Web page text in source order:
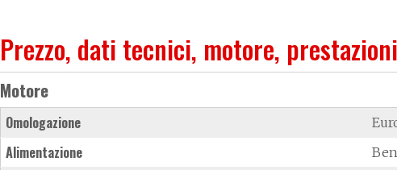
Prezzo, dati tecnici, motore,
Motore
Omologazione
Alimentazione